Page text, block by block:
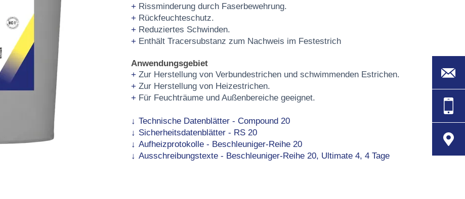
Rissminderung durch Faserbewehrung.
Rückfeuchteschutz.
Reduziertes Schwinden.
Enthält Tracersubstanz zum Nachweis im Festestrich
Anwendungsgebiet
Zur Herstellung von Verbundestrichen und schwimmenden Estrichen.
Zur Herstellung von Heizestrichen.
Für Feuchträume und Außenbereiche geeignet.
Technische Datenblätter - Compound 20
Sicherheitsdatenblätter - RS 20
Aufheizprotokolle - Beschleuniger-Reihe 20
Ausschreibungstexte - Beschleuniger-Reihe 20, Ultimate 4, 4 Tage